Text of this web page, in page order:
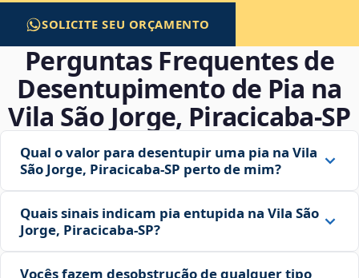
SOLICITE SEU ORÇAMENTO
Perguntas Frequentes de
Desentupimento de Pia na
Vila São Jorge, Piracicaba‑SP
Qual o valor para desentupir uma pia na Vila
São Jorge, Piracicaba‑SP perto de mim?
Quais sinais indicam pia entupida na Vila São
Jorge, Piracicaba‑SP?
Vocês fazem desobstrução de qualquer tipo